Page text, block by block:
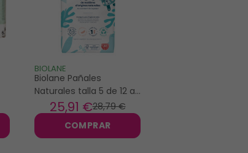
BIOLANE
Biolane Pañales
Naturales talla 5 de 12 a
18kg x40
28,79 €
25,91 €
COMPRAR